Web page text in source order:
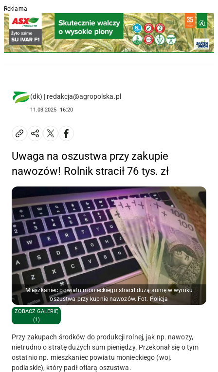
Reklama
(dk) | redakcja@agropolska.pl
11.03.2025 16:20
Uwaga na oszustwa przy zakupie
nawozów! Rolnik stracił 76 tys. zł
Mieszkaniec powiatu monieckiego stracił dużą sumę w wyniku
oszustwa przy kupnie nawozów. Fot. Policja
ZOBACZ GALERIĘ
(1)
Przy zakupach środków do produkcji rolnej, jak np. nawozy,
nietrudno o stratę dużych sum pieniędzy. Przekonał się o tym
ostatnio np. mieszkaniec powiatu monieckiego (woj.
podlaskie), który padł ofiarą oszustwa.